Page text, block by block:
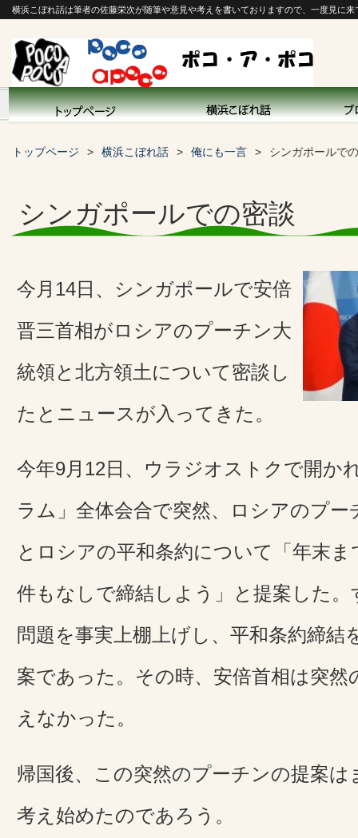
横浜こぼれ話は筆者の佐藤栄次が随筆や意見や考えを書いておりますので、一度見に来
トップページ 横浜こぼれ話 俺にも一言 シンガポールで
シンガポールでの密談
今月14日、シンガポールで安倍
晋三首相がロシアのプーチン大
統領と北方領土について密談し
たとニュースが入ってきた。
今年9月12日、ウラジオストクで開か
ラム」全体会合で突然、ロシアのプー
とロシアの平和条約について「年末
件もなしで締結しよう」と提案した
問題を事実上棚上げし、平和条約締結
案であった。その時、安倍首相は突然
えなかった。
帰国後、この突然のプーチンの提案
考え始めたのであろう。